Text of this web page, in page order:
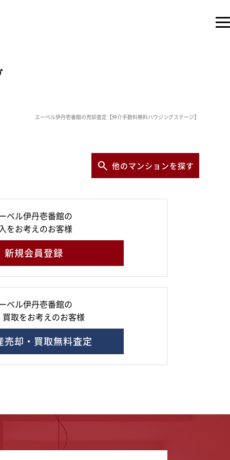
エーベル伊丹壱番館の売却査定【仲介手数料無料ハウジングステージ】
他のマンションを探す
ベル伊丹壱番館の
をお考えのお客様
新規会員登録
ベル伊丹壱番館の
取をお考えのお客様
売却・買取無料査定